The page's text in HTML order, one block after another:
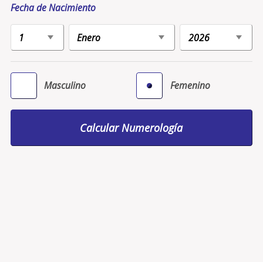
Fecha de Nacimiento
Masculino Femenino